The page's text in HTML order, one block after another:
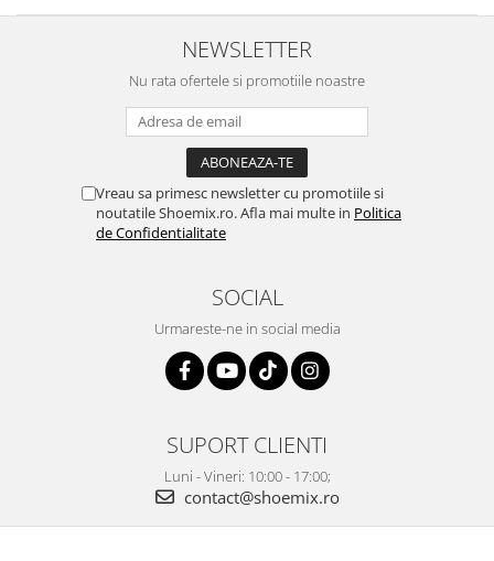
NEWSLETTER
Nu rata ofertele si promotiile noastre
Vreau sa primesc newsletter cu promotiile si
noutatile Shoemix.ro. Afla mai multe in Politica
de Confidentialitate
SOCIAL
Urmareste-ne in social media
SUPORT CLIENTI
Luni - Vineri: 10:00 - 17:00;
contact@shoemix.ro